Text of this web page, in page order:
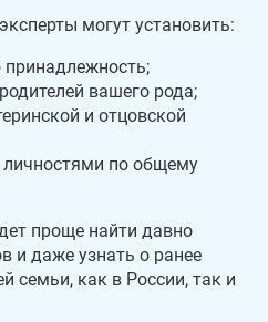
могут установить:
вашего рода;
и отцовской
личностями по общему
проще найти давно
и даже узнать о ранее
семьи, как в России, так и